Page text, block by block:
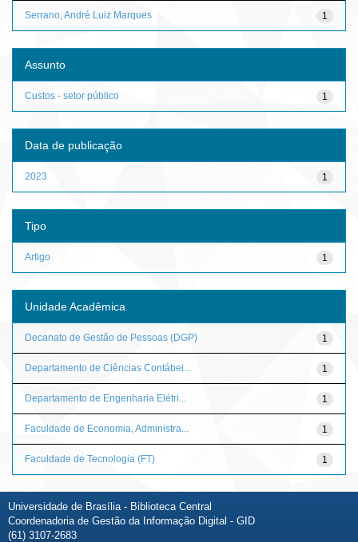
1
Serrano, André Luiz Marques
Assunto
1
Custos - setor público
Data de publicação
1
2023
Tipo
1
Artigo
Unidade Acadêmica
1
Decanato de Gestão de Pessoas (DGP)
1
Departamento de Ciências Contábei...
1
Departamento de Engenharia Elétri...
1
Faculdade de Economia, Administra...
1
Faculdade de Tecnologia (FT)
Universidade de Brasília - Biblioteca Central
Coordenadoria de Gestão da Informação Digital - GID
(61) 3107-2683